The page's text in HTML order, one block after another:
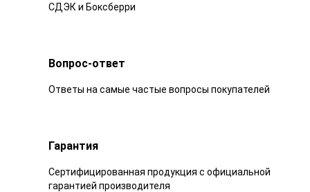
СДЭК и Боксберри
Вопрос-ответ
Ответы на самые частые вопросы покупателей
Гарантия
Сертифицированная продукция с официальной
гарантией производителя